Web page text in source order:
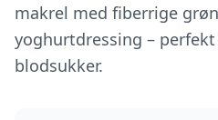
makrel med fiberrige
yoghurtdressing –
blodsukker.